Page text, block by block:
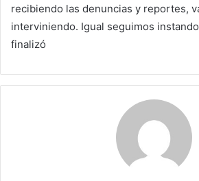
recibiendo las denuncias y reportes,
interviniendo. Igual seguimos
finalizó